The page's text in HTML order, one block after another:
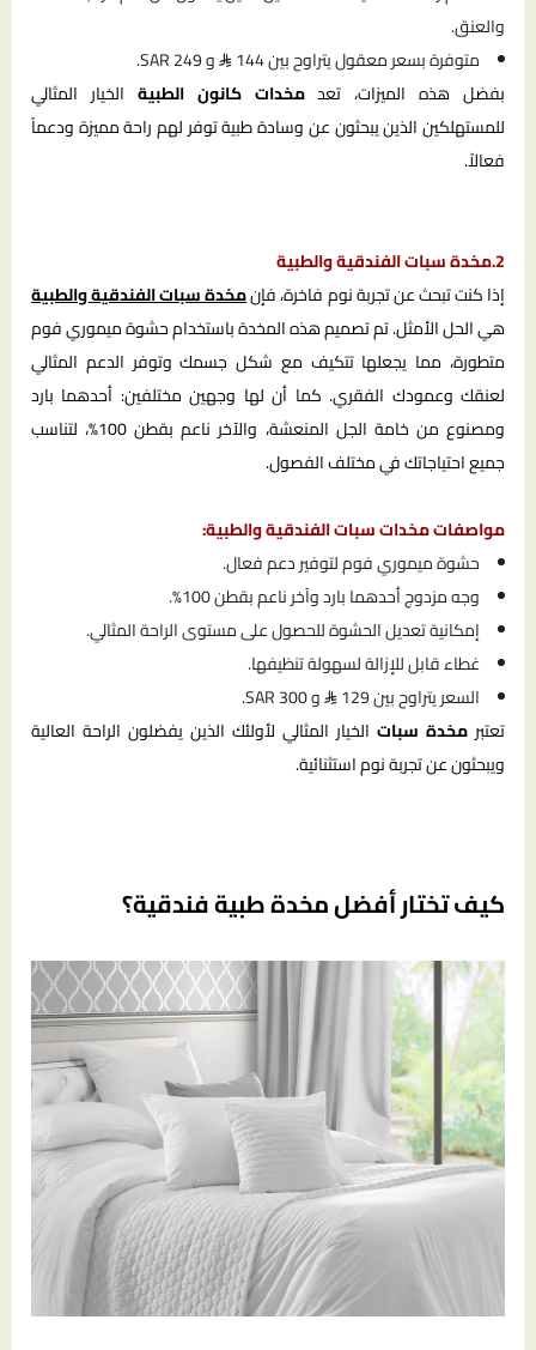
والعنق.
متوفرة بسعر معقول يتراوح بين 144
و 249 SAR.
بفضل هذه الميزات، تعدمخدات كانون الطبية الخيار المثالي
للمستهلكين الذين يبحثون عن وسادة طبية توفر لهم راحة مميزة ودعماً
فعالاً.
2.مخدة سبات الفندقية والطبية
إذا كنت تبحث عن تجربة نوم فاخرة، فإنمخدة سبات الفندقية والطبية
هي الحل الأمثل. تم تصميم هذه المخدة باستخدام حشوة ميموري فوم
متطورة، مما يجعلها تتكيف مع شكل جسمك وتوفر الدعم المثالي
لعنقك وعمودك الفقري. كما أن لها وجهين مختلفين: أحدهما بارد
ومصنوع من خامة الجل المنعشة، والآخر ناعم بقطن 100%، لتناسب
جميع احتياجاتك في مختلف الفصول.
مواصفات مخدات سبات الفندقية والطبية:
حشوة ميموري فوم لتوفير دعم فعال.
وجه مزدوج أحدهما بارد وآخر ناعم بقطن 100%.
إمكانية تعديل الحشوة للحصول على مستوى الراحة المثالي.
غطاء قابل للإزالة لسهولة تنظيفها.
السعر يتراوح بين 129
و 300 SAR.
تعتبرمخدة سبات الخيار المثالي لأولئك الذين يفضلون الراحة العالية
ويبحثون عن تجربة نوم استثنائية.
كيف تختار أفضل مخدة طبية فندقية؟